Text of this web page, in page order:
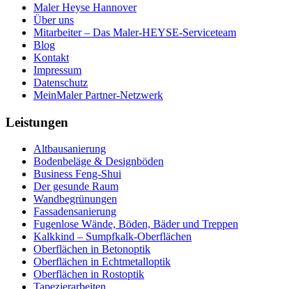
Maler Heyse Hannover
Über uns
Mitarbeiter – Das Maler-HEYSE-Serviceteam
Blog
Kontakt
Impressum
Datenschutz
MeinMaler Partner-Netzwerk
Leistungen
Altbausanierung
Bodenbeläge & Designböden
Business Feng-Shui
Der gesunde Raum
Wandbegrünungen
Fassadensanierung
Fugenlose Wände, Böden, Bäder und Treppen
Kalkkind – Sumpfkalk-Oberflächen
Oberflächen in Betonoptik
Oberflächen in Echtmetalloptik
Oberflächen in Rostoptik